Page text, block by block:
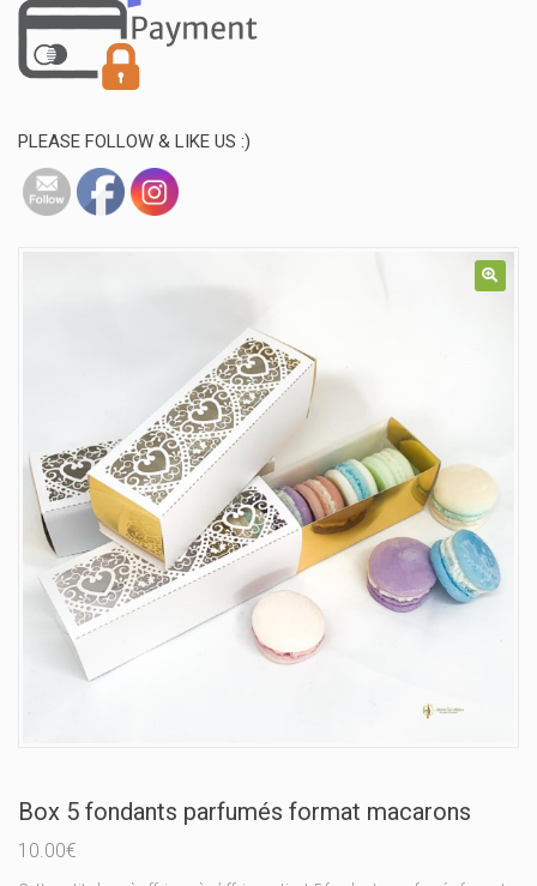
PLEASE FOLLOW & LIKE US :)
Box 5 fondants parfumés format macarons
10.00€